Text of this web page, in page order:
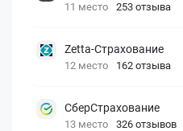
11 место 253 отзыва
Zetta-Страхование
12 место 162 отзыва
СберСтрахование
13 место 326 отзывов